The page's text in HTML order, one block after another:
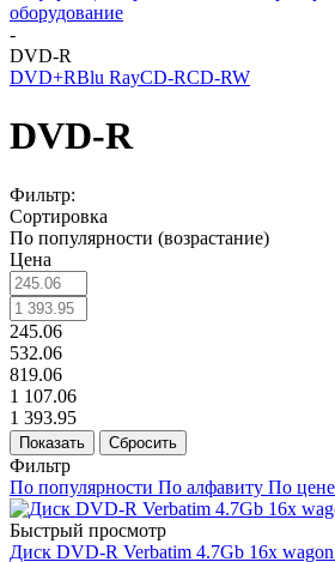
оборудование
-
DVD-R
DVD+RBlu RayCD-RCD-RW
DVD-R
Фильтр:
Сортировка
По популярности (возрастание)
Цена
245.06
532.06
819.06
1 107.06
1 393.95
Показать Сбросить
Фильтр
По популярности По алфавиту По цене
Быстрый просмотр
Диск DVD-R Verbatim 4.7Gb 16x